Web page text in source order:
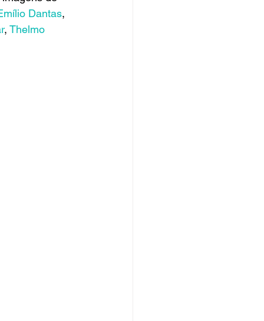
Dantas,
, Thelmo